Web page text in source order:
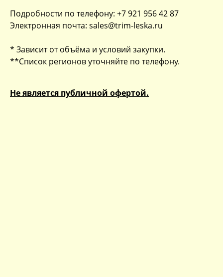
Подробности по телефону: +7 921 956 42 87
Электронная почта: sales@trim-leska.ru
* Зависит от объёма и условий закупки.
**Список регионов уточняйте по телефону.
Не является публичной офертой.